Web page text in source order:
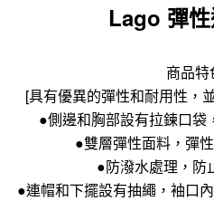
Lago 彈
商品特
[具有優異的彈性和耐用性，
●側邊和胸部設有拉鍊口袋
●雙層彈性面料，彈
●防潑水處理，防
●連帽和下擺設有抽繩，袖口